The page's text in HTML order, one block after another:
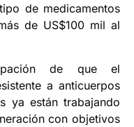
de medicamentos
de US$100 mil al
de que el
a anticuerpos
ya están trabajando
con objetivos